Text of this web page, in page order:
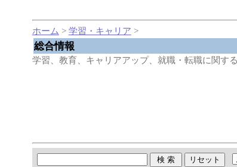
ホーム > 学習・キャリア >
総合情報
学習、教育、キャリアアップ、就職・転職に関す